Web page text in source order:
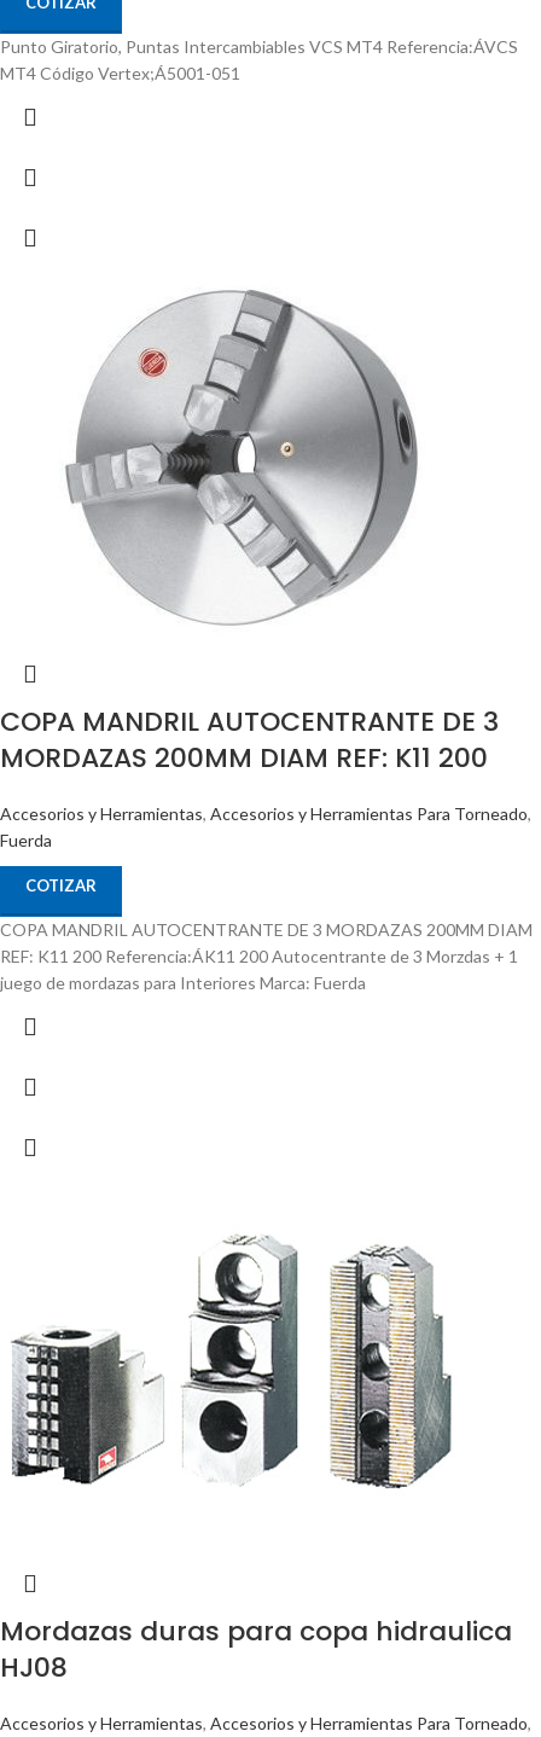
Punto Giratorio, Puntas Intercambiables VCS MT4 Referencia:ÁVCS
MT4 Código Vertex;Á5001-051
COPA MANDRIL AUTOCENTRANTE DE 3
MORDAZAS 200MM DIAM REF: K11 200
Accesorios y Herramientas, Accesorios y Herramientas Para Torneado,
Fuerda
COTIZAR
COPA MANDRIL AUTOCENTRANTE DE 3 MORDAZAS 200MM DIAM
REF: K11 200 Referencia:ÁK11 200 Autocentrante de 3 Morzdas + 1
juego de mordazas para Interiores Marca: Fuerda
Mordazas duras para copa hidraulica
HJ08
Accesorios y Herramientas, Accesorios y Herramientas Para Torneado,